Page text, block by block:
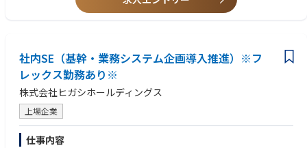
い石油製品、ケミカル製品の輸送・貯蔵・販売、ソーラー事業、海洋環境
ネルギー」をキーワードに様々な分野に乗り出し、現在では2,000名以上
の社員が所属しており、グループ会社は30社を超えています。
これからも石油・ケミカル製品、再生可能エネルギー、LNGといったエネ
ルギー関連事業をベースに、様々な事業分野で社会の発展に広く貢献し続
ける企業グループを目指していきます。
■RPA/VBA/Power Platformなどによる業務効率化の経験
社内SE（基幹・業務システム企画導入推進）※フ
レックス勤務あり※
株式会社ヒガシホールディングス
上場企業
仕事内容